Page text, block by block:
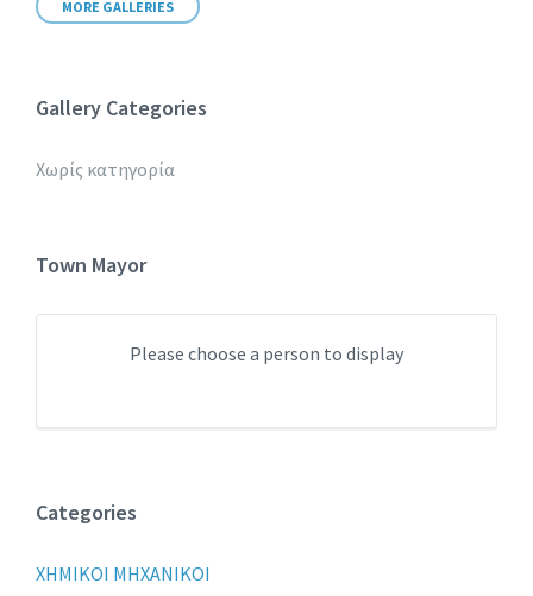
MORE GALLERIES
Gallery Categories
Χωρίς κατηγορία
Town Mayor
Please choose a person to display
Categories
XHMIKOI MHXANIKOI